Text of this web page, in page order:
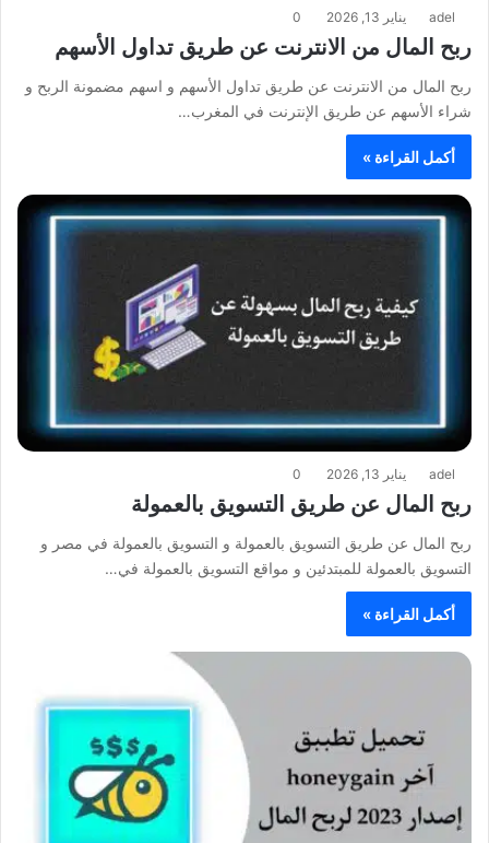
adel يناير 13, 2026 0
ربح المال من الانترنت عن طريق تداول الأسهم
ربح المال من الانترنت عن طريق تداول الأسهم و اسهم مضمونة الربح و
شراء الأسهم عن طريق الإنترنت في المغرب…
أكمل القراءة »
adel يناير 13, 2026 0
ربح المال عن طريق التسويق بالعمولة
ربح المال عن طريق التسويق بالعمولة و التسويق بالعمولة في مصر و
التسويق بالعمولة للمبتدئين و مواقع التسويق بالعمولة في…
أكمل القراءة »